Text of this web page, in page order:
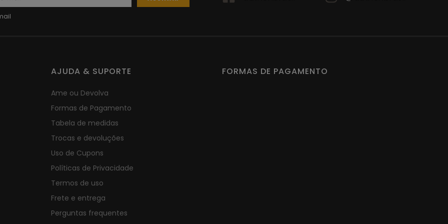
AJUDA & SUPORTE
Ame ou Devolva
Formas de Pagamento
Tabela de medidas
Trocas e devoluções
Uso de Cupons
Políticas de Privacidade
Termos de uso
Frete e entrega
Perguntas frequentes
FORMAS DE PAGAMENTO